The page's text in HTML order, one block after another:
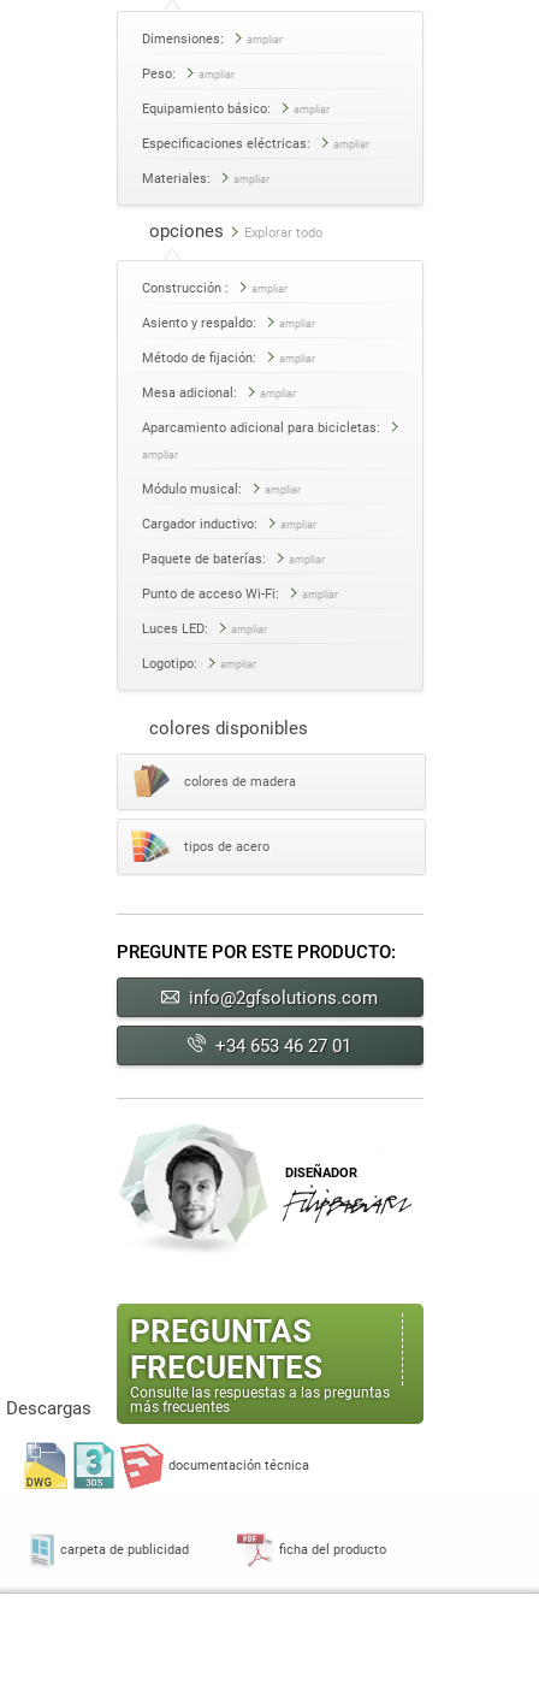
Dimensiones: ampliar
Peso: ampliar
Equipamiento básico: ampliar
Especificaciones eléctricas: ampliar
Materiales: ampliar
opciones Explorar todo
Construcción : ampliar
Asiento y respaldo: ampliar
Método de fijación: ampliar
Mesa adicional: ampliar
Aparcamiento adicional para bicicletas:
ampliar
Módulo musical: ampliar
Cargador inductivo: ampliar
Paquete de baterías: ampliar
Punto de acceso Wi-Fi: ampliar
Luces LED: ampliar
Logotipo: ampliar
colores disponibles
colores de madera
tipos de acero
PREGUNTE POR ESTE PRODUCTO:
info@2gfsolutions.com
+34 653 46 27 01
DISEÑADOR
PREGUNTAS
FRECUENTES
Consulte las respuestas a las preguntas
más frecuentes
Descargas
documentación técnica
carpeta de publicidad ficha del producto